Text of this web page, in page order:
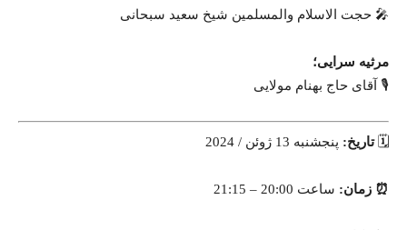
🎤 حجت الاسلام والمسلمین شیخ سعید سبحانی
مرثیه سرایی؛
🎙 آقای حاج بهنام مولایی
🗓تاریخ: پنجشنبه 13 ژوئن / 2024
⏰ زمان: ساعت 20:00 – 21:15